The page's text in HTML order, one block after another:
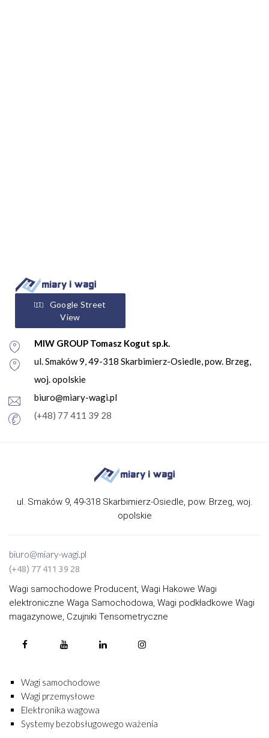
Google Street
View
MIW GROUP Tomasz Kogut sp.k.
ul. Smaków 9, 49-318 Skarbimierz-Osiedle, pow. Brzeg,
woj. opolskie
biuro@miary-wagi.pl
(+48) 77 411 39 28
ul. Smaków 9, 49-318 Skarbimierz-Osiedle, pow. Brzeg, woj.
opolskie
biuro@miary-wagi.pl
(+48) 77 411 39 28
Wagi samochodowe Producent, Wagi Hakowe Wagi
elektroniczne Waga Samochodowa, Wagi podkładkowe Wagi
magazynowe, Czujniki Tensometryczne
Wagi samochodowe
Wagi przemysłowe
Elektronika wagowa
Systemy bezobsługowego ważenia